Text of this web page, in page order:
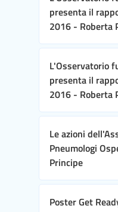
presenta il
2016 - Roberta
L'Osservatorio
presenta il
2016 - Roberta
Le azioni
Pneumologi
Principe
Poster Get